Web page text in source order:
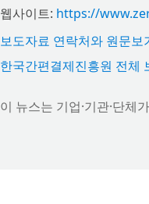
웹사이트: https://
보도자료 연락처와 원문보
한국간편결제진흥원 전체
이 뉴스는 기업·기관·단